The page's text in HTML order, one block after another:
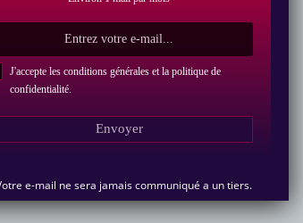
Préparer & Planifier
le professionnalisme. Il
d’apprécier ce qui a été
min
Envoyer
e-mail ne sera jamais communiqué a un tiers.
J'accepte les conditions générales et la politique de
confidentialité